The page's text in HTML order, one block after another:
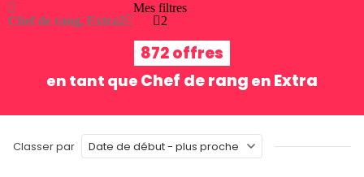
Chef de rang, Extra2
Mes filtres
2
872 offres
en tant que Chef de rang en Extra
Classer par